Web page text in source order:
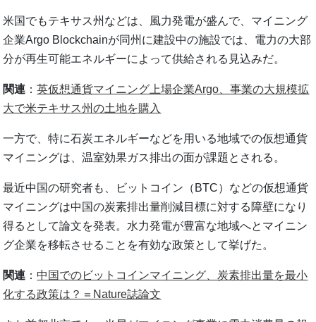
米国でもテキサス州などは、風力発電が盛んで、マイニング
企業Argo Blockchainが同州に建設中の施設では、電力の大部
分が再生可能エネルギーによって供給される見込みだ。
関連 ：英仮想通貨マイニング上場企業Argo、事業の大規模拡
大で米テキサス州の土地を購入
一方で、特に石炭エネルギーなどを用いる地域での仮想通貨
マイニングは、温室効果ガス排出の面が課題とされる。
最近中国の研究者も、ビットコイン（BTC）などの仮想通貨
マイニングは中国の炭素排出量削減目標に対する障壁になり
得るとして論文を発表。水力発電が豊富な地域へとマイニン
グ企業を移転させることを有効な政策として挙げた。
関連 ： 中国でのビットコインマイニング、炭素排出量を最小
化する政策は？＝Nature誌論文